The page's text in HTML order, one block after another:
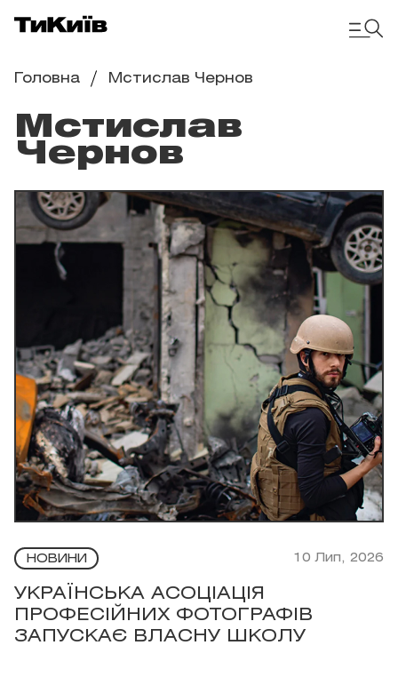
Головна Мстислав Чернов
Мстислав
Чернов
НОВИНИ 10 Лип, 2026
УКРАЇНСЬКА АСОЦІАЦІЯ
ПРОФЕСІЙНИХ ФОТОГРАФІВ
ЗАПУСКАЄ ВЛАСНУ ШКОЛУ